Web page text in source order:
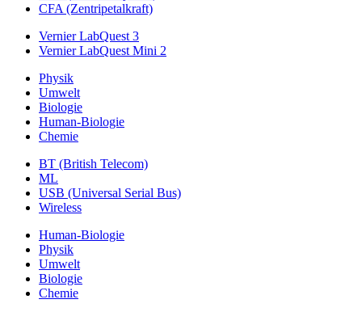
CFA (Zentripetalkraft)
Vernier LabQuest 3
Vernier LabQuest Mini 2
Physik
Umwelt
Biologie
Human-Biologie
Chemie
BT (British Telecom)
ML
USB (Universal Serial Bus)
Wireless
Human-Biologie
Physik
Umwelt
Biologie
Chemie